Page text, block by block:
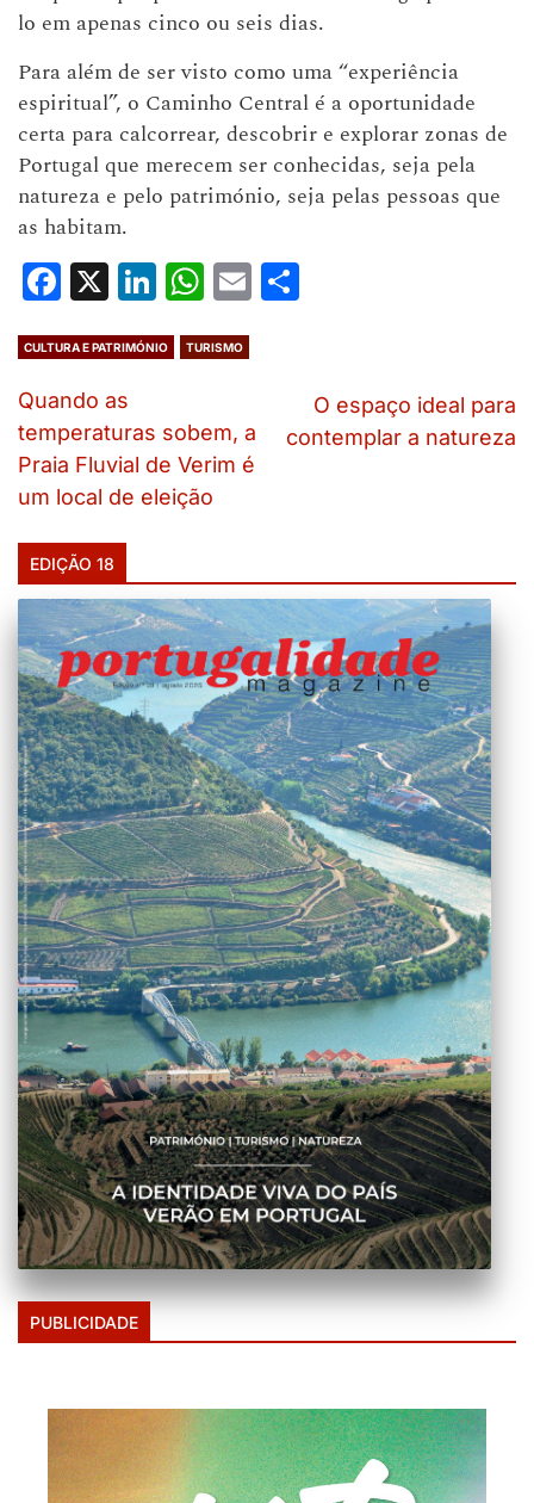
lo em apenas cinco ou seis dias.
Para além de ser visto como uma “experiência
espiritual”, o Caminho Central é a oportunidade
certa para calcorrear, descobrir e explorar zonas de
Portugal que merecem ser conhecidas, seja pela
natureza e pelo património, seja pelas pessoas que
as habitam.
Facebook
X LinkedIn
WhatsApp
Email
CULTURA E PATRIMÓNIO TURISMO
Quando as
temperaturas sobem, a
Praia Fluvial de Verim é
um local de eleição
O espaço ideal para
contemplar a natureza
EDIÇÃO 18
PUBLICIDADE